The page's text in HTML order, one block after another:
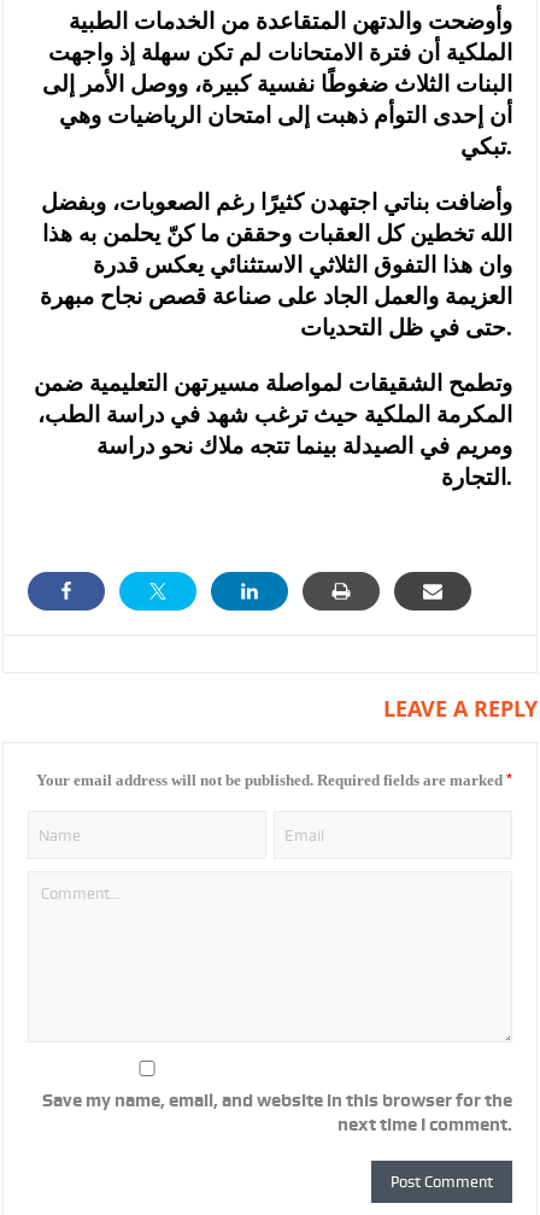
وأوضحت والدتهن المتقاعدة من الخدمات الطبية
الملكية أن فترة الامتحانات لم تكن سهلة إذ واجهت
البنات الثلاث ضغوطًا نفسية كبيرة، ووصل الأمر إلى
أن إحدى التوأم ذهبت إلى امتحان الرياضيات وهي
تبكي.
وأضافت بناتي اجتهدن كثيرًا رغم الصعوبات، وبفضل
الله تخطين كل العقبات وحققن ما كنّ يحلمن به هذا
وان هذا التفوق الثلاثي الاستثنائي يعكس قدرة
العزيمة والعمل الجاد على صناعة قصص نجاح مبهرة
حتى في ظل التحديات.
وتطمح الشقيقات لمواصلة مسيرتهن التعليمية ضمن
المكرمة الملكية حيث ترغب شهد في دراسة الطب،
ومريم في الصيدلة بينما تتجه ملاك نحو دراسة
التجارة.
LEAVE A REPLY
Your email address will not be published. Required fields are marked *
Save my name, email, and website in this browser for the
next time I comment.